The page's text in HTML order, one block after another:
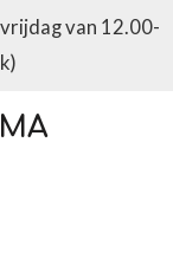
van 12.00-